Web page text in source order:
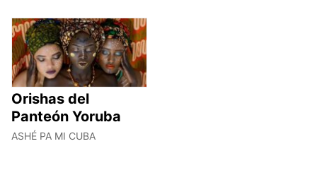
Orishas del
Panteón Yoruba
ASHÉ PA MI CUBA